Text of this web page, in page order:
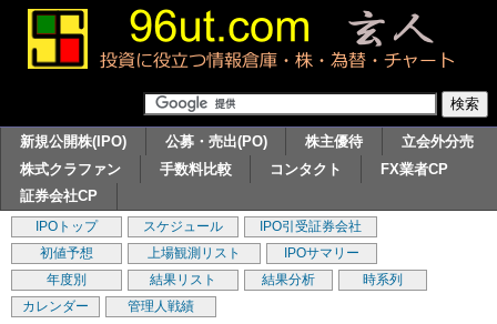
新規公開株(IPO) 公募・売出(PO) 株主優待
立会外分売
株式クラファン
手数料比較 コンタクト
FX業者CP
証券会社CP
IPOトップ スケジュール
IPO引受証券会社
初値予想
上場観測リスト
IPOサマリー
年度別
結果リスト 結果分析
時系列
カレンダー
管理人戦績